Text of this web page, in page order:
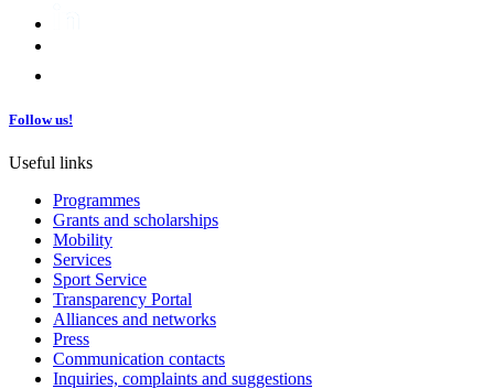
Follow us!
Useful links
Programmes
Grants and scholarships
Mobility
Services
Sport Service
Transparency Portal
Alliances and networks
Press
Communication contacts
Inquiries, complaints and suggestions